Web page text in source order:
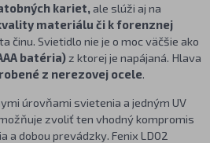
kariet,ale slúži aj na
materiálu či k forenznej
činu. Svietidlo nie je o moc väčšie ako
batéria)z ktorej je napájaná. Hlava
z nerezovej ocele.
úrovňami svietenia a jedným UV
zvoliť ten vhodný kompromis
a dobou prevádzky. Fenix LD02